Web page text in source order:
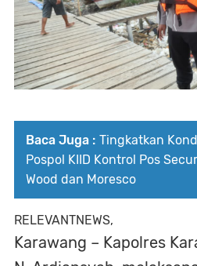
Baca Juga : Tingkatkan
Pospol KIID Kontrol Pos
Wood dan Moresco
RELEVANTNEWS,
Karawang – Kapolres